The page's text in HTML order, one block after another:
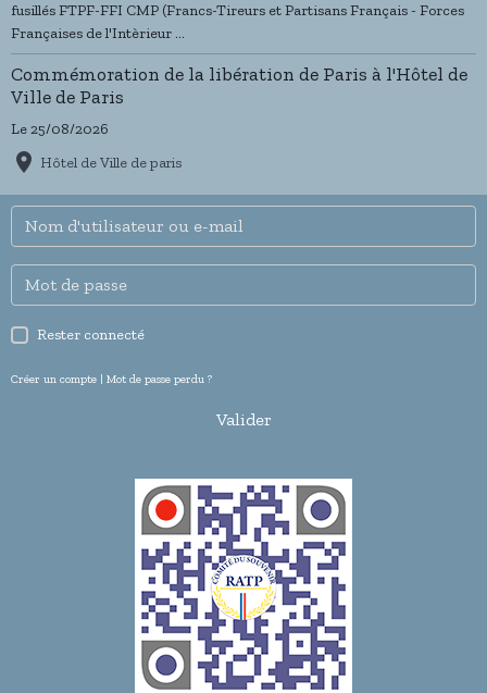
fusillés FTPF-FFI CMP (Francs-Tireurs et Partisans Français - Forces
Françaises de l'Intèrieur ...
Commémoration de la libération de Paris à l'Hôtel de
Ville de Paris
Le 25/08/2026
Hôtel de Ville de paris
Rester connecté
Créer un compte | Mot de passe perdu ?
Valider